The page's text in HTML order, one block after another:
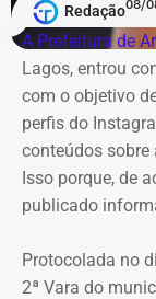
8
Danielle
Barros
9
Fernando
Hakme
10 Edmilson
Redação08/
A Prefeitura de
Lagos, entrou
com o objetivo
perfis do
conteúdos
Isso porque, de
publicado
Protocolada no
2ª Vara do